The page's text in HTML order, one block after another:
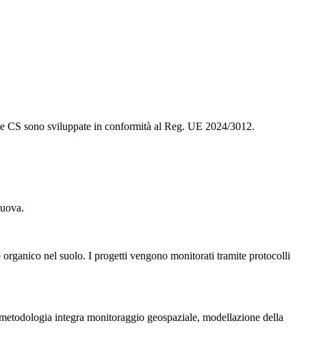
sono sviluppate in conformità al Reg. UE 2024/3012.
nel suolo. I progetti vengono monitorati tramite protocolli
integra monitoraggio geospaziale, modellazione della